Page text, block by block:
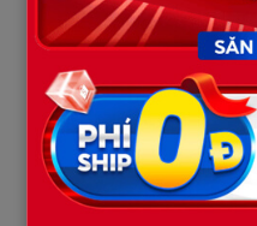
Hai chữ đó.
Ngắn gọn.
Nhưng đủ để tôi hiểu… mọi thứ.
“Thì sao?” tôi nhắc lại.